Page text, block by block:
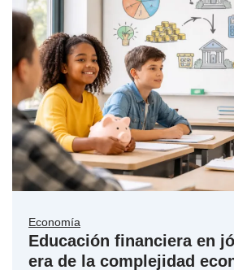
Economía
Educación financiera en
era de la complejidad